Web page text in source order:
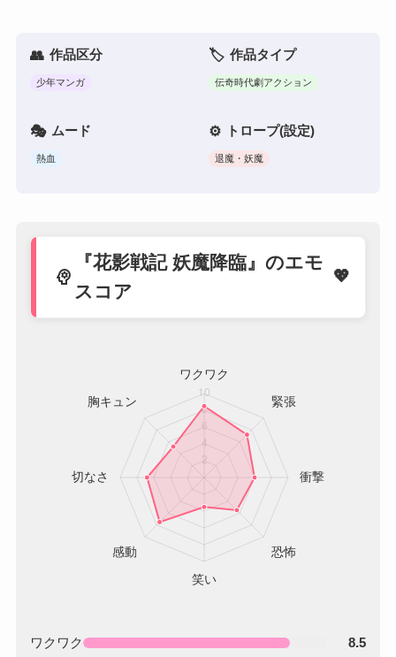
作品区分
少年マンガ
作品タイプ
伝奇時代劇アクション
ムード
熱血
トロープ(設定)
退魔・妖魔
psychology
『花影戦記 妖魔降臨』のエモ
スコア
ワクワク 8.5